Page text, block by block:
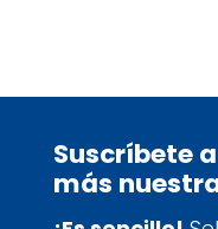
Suscríbete
más